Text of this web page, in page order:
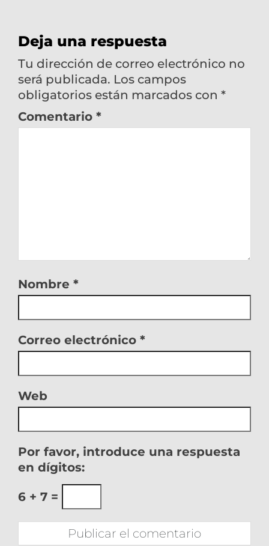
Deja una respuesta
Tu dirección de correo electrónico no
será publicada. Los campos
obligatorios están marcados con *
Comentario *
Nombre *
Correo electrónico *
Web
Por favor, introduce una respuesta
en dígitos:
6 + 7 =